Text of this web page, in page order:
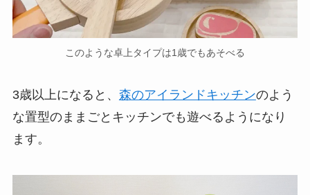
このような卓上タイプは1歳でもあそべる
3歳以上になると、 森のアイランドキッチンのよう
な置型のままごとキッチンでも遊べるようになり
ます。